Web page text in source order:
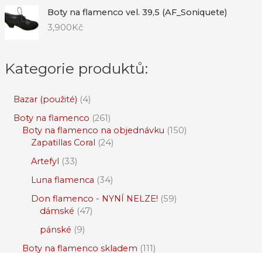
Boty na flamenco vel. 39,5 (AF_Soniquete)
3,900Kč
Kategorie produktů:
Bazar (použité) 4
Boty na flamenco 261
Boty na flamenco na objednávku 150
Zapatillas Coral
24
Artefyl 33
Luna flamenca 34
Don flamenco - NYNÍ NELZE! 59
dámské 47
pánské 9
Boty na flamenco skladem 111